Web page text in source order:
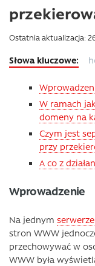
Ostatnia aktualizacja:
W ramach
domeny na
Czym jest
przy
A co z
Wprowadzenie
Na jednym
stron WWW
przechowywać w
WWW była